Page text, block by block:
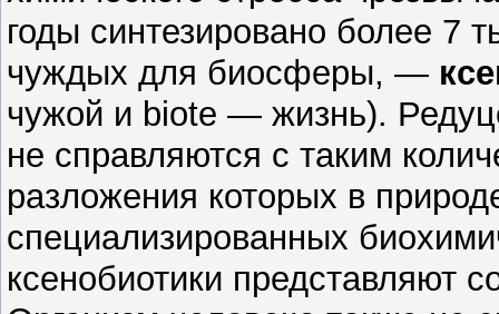
годы синтезировано более 7
чуждых для биосферы, —
чужой и biote — жизнь).
не справляются с таким
разложения которых в
специализированных
ксенобиотики представляют